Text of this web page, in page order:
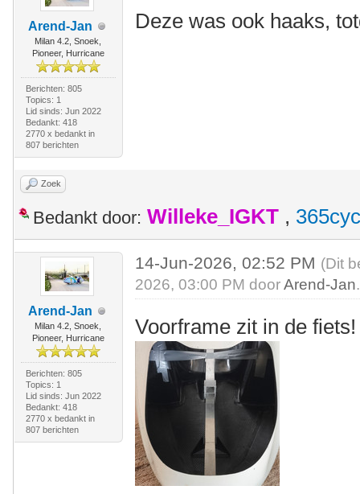
Arend-Jan
Milan 4.2, Snoek,
Pioneer, Hurricane
Berichten: 805
Topics: 1
Lid sinds: Jun 2022
Bedankt: 418
2770 x bedankt in
807 berichten
Deze was ook haaks,
Zoek
Bedankt door: Willeke_IGKT ,
Arend-Jan
Milan 4.2, Snoek,
Pioneer, Hurricane
Berichten: 805
Topics: 1
Lid sinds: Jun 2022
Bedankt: 418
2770 x bedankt in
807 berichten
14-Jun-2026, 02:52 PM (Dit
2026, 03:00 PM doorArend-Jan
Voorframe zit in de fiets!